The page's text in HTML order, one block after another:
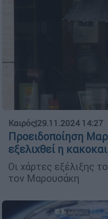
Καιρός|29.11.2024 14:27
Προειδοποίηση
εξελιχθεί η
Οι χάρτες εξέλιξης
τον Μαρουσάκη